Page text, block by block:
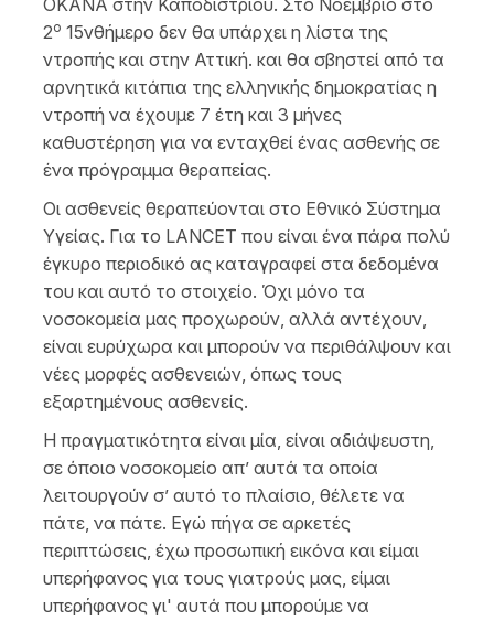
ΟΚΑΝΑ στην Καποδιστρίου. Στο Νοέμβριο στο
2ο 15νθήμερο δεν θα υπάρχει η λίστα της
ντροπής και στην Αττική. και θα σβηστεί από τα
αρνητικά κιτάπια της ελληνικής δημοκρατίας η
ντροπή να έχουμε 7 έτη και 3 μήνες
καθυστέρηση για να ενταχθεί ένας ασθενής σε
ένα πρόγραμμα θεραπείας.
Οι ασθενείς θεραπεύονται στο Εθνικό Σύστημα
Υγείας. Για το LANCET που είναι ένα πάρα πολύ
έγκυρο περιοδικό ας καταγραφεί στα δεδομένα
του και αυτό το στοιχείο. Όχι μόνο τα
νοσοκομεία μας προχωρούν, αλλά αντέχουν,
είναι ευρύχωρα και μπορούν να περιθάλψουν και
νέες μορφές ασθενειών, όπως τους
εξαρτημένους ασθενείς.
Η πραγματικότητα είναι μία, είναι αδιάψευστη,
σε όποιο νοσοκομείο απ’ αυτά τα οποία
λειτουργούν σ’ αυτό το πλαίσιο, θέλετε να
πάτε, να πάτε. Εγώ πήγα σε αρκετές
περιπτώσεις, έχω προσωπική εικόνα και είμαι
υπερήφανος για τους γιατρούς μας, είμαι
υπερήφανος γι' αυτά που μπορούμε να